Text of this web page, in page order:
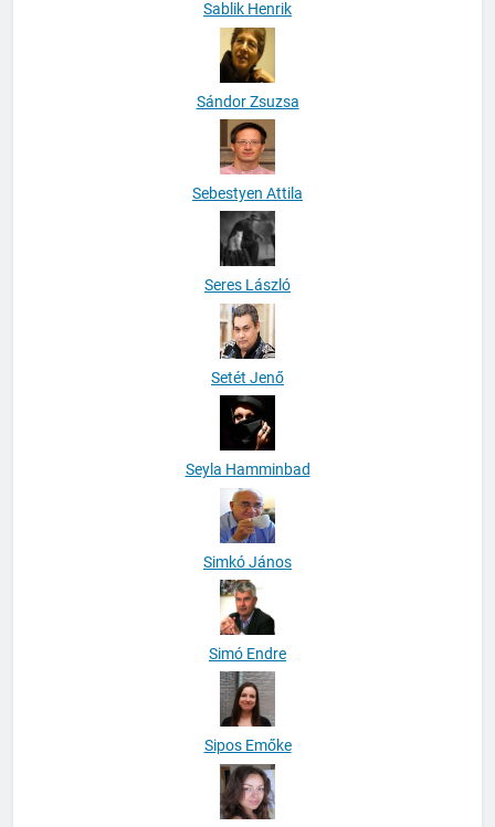
Sablik Henrik
Sándor Zsuzsa
Sebestyen Attila
Seres László
Setét Jenő
Seyla Hamminbad
Simkó János
Simó Endre
Sipos Emőke